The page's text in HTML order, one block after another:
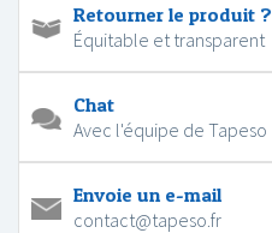
Retourner le produit ?
Équitable et transparent
Chat
Avec l'équipe de Tapeso
Envoie un e-mail
contact@tapeso.fr